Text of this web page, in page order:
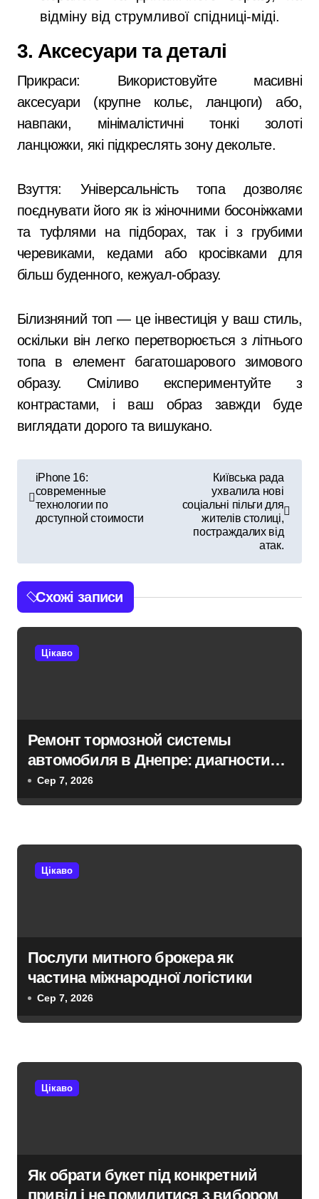
відміну від струмливої спідниці-міді.
3. Аксесуари та деталі
Прикраси: Використовуйте масивні
аксесуари (крупне кольє, ланцюги) або,
навпаки, мінімалістичні тонкі золоті
ланцюжки, які підкреслять зону декольте.
Взуття: Універсальність топа дозволяє
поєднувати його як із жіночними босоніжками
та туфлями на підборах, так і з грубими
черевиками, кедами або кросівками для
більш буденного, кежуал-образу.
Білизняний топ — це інвестиція у ваш стиль,
оскільки він легко перетворюється з літнього
топа в елемент багатошарового зимового
образу. Сміливо експериментуйте з
контрастами, і ваш образ завжди буде
виглядати дорого та вишукано.
і
г
а
а
п
с
iPhone 16:
современные
технологии по
доступной стоимости
Київська рада
ухвалила нові
соціальні пільги для
жителів столиці,
постраждалих від
атак.
Схожі записи
Цікаво
Ремонт тормозной системы
автомобиля в Днепре: диагностика,
обслуживание и замена деталей
Сер 7, 2026
Цікаво
Послуги митного брокера як
частина міжнародної логістики
Сер 7, 2026
Цікаво
Як обрати букет під конкретний
привід і не помилитися з вибором